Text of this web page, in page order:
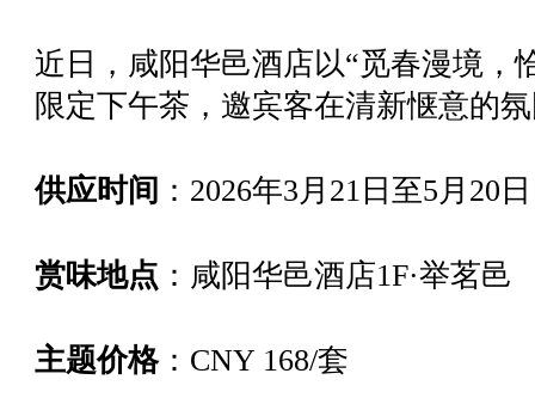
近日，咸阳华邑酒店以“觅春漫境，
限定下午茶，邀宾客在清新惬意的
供应时间 ：2026年3月21日至5月20
赏味地点 ：咸阳华邑酒店1F·举茗邑
主题价格：CNY 168/套